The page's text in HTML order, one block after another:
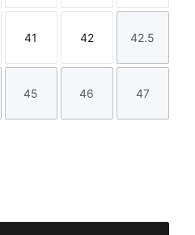
Taille
41
Taille
42
Taille
42.5
Taille
45
Taille
46
Taille
47